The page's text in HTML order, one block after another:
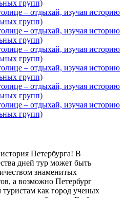
Петербурга! В
дней тур может быть
знаменитых
а возможно Петербург
как город ученых